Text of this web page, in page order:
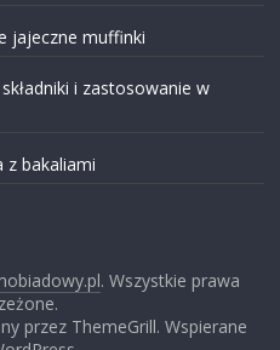
jajeczne muffinki
i zastosowanie w
z bakaliami
. Wszystkie prawa
przez ThemeGrill. Wspierane